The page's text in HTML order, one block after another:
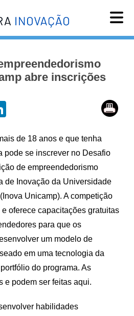
Notícias
Agenda
English
abre inscrições
de 18 anos e que tenha
pode se inscrever no Desafio
de empreendedorismo
de Inovação da Universidade
Unicamp). A competição
oferece capacitações gratuitas
para que os
um modelo de
em uma tecnologia da
do programa. As
e podem ser feitas aqui.
habilidades